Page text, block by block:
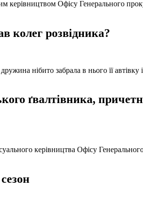
керівництвом Офісу Генерального
колег розвідника?
нібито забрала в нього її
ґвалтівника,
керівництва Офісу